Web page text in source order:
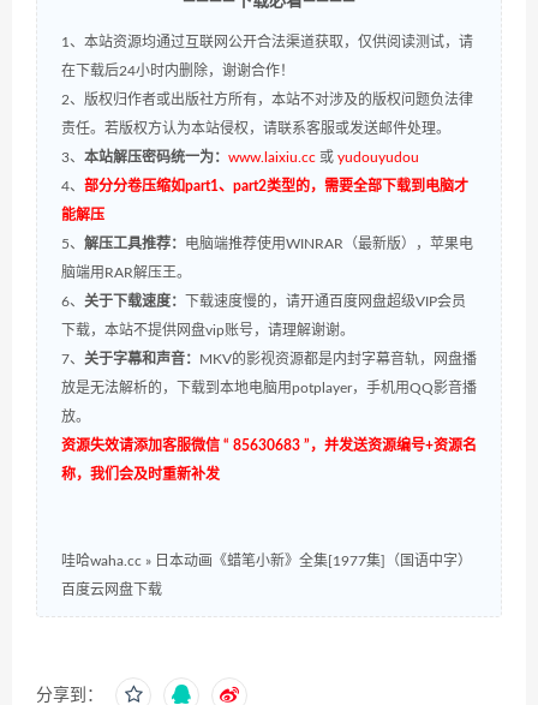
1、本站资源均通过互联网公开合法渠道获取，仅供阅读测试，请
在下载后24小时内删除，谢谢合作！
2、版权归作者或出版社方所有，本站不对涉及的版权问题负法律
责任。若版权方认为本站侵权，请联系客服或发送邮件处理。
3、 本站解压密码统一为： www.laixiu.cc 或 yudouyudou
4、 部分分卷压缩如part1、part2类型的，需要全部下载到电脑才
能解压
5、 解压工具推荐： 电脑端推荐使用WINRAR（最新版），苹果电
脑端用RAR解压王。
6、 关于下载速度：
下载速度慢的，请开通百度网盘超级VIP会员
下载，本站不提供网盘vip账号，请理解谢谢。
7、 关于字幕和声音： MKV的影视资源都是内封字幕音轨，网盘播
放是无法解析的，下载到本地电脑用potplayer，手机用QQ影音播
放。
资源失效请添加客服微信 “ 85630683 ”，并发送资源编号+资源名
称，我们会及时重新补发
哇哈waha.cc » 日本动画《蜡笔小新》全集[1977集]（国语中字）
百度云网盘下载
分享到：